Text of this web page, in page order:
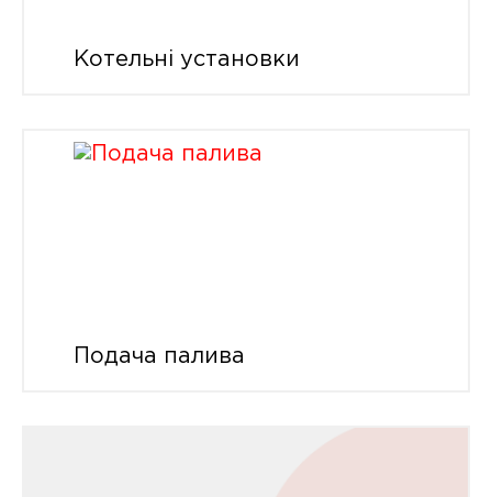
Котельні установки
Подача палива